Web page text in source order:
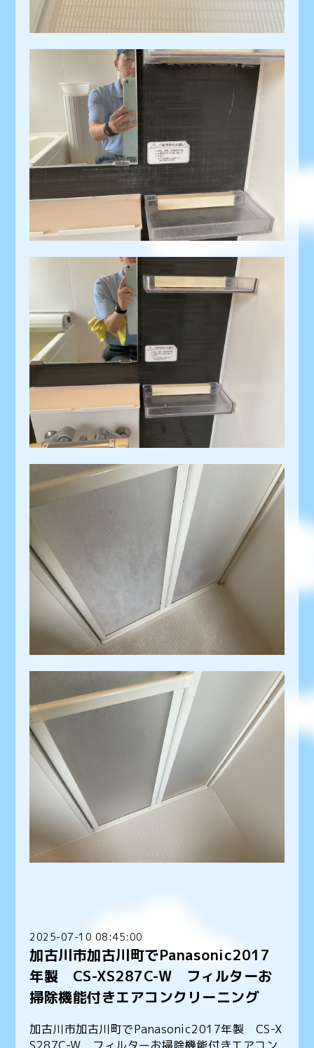
2025-07-10 08:45:00
加古川市加古川町でPanasonic2017
年製 CS-XS287C-W フィルターお
掃除機能付きエアコンクリーニング
加古川市加古川町でPanasonic2017年製 CS-X